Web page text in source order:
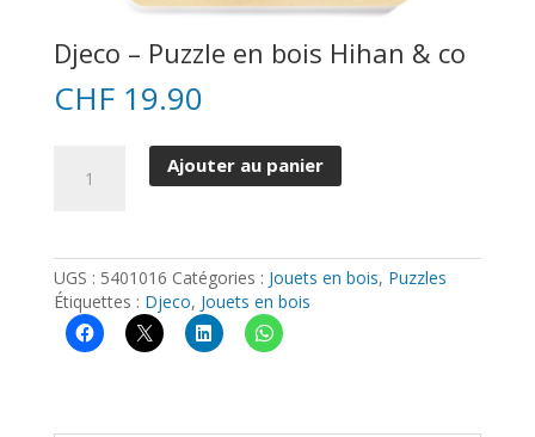
Djeco – Puzzle en bois Hihan & co
CHF19.90
en
bois
Hihan
Ajouter au panier
UGS : 5401016 Catégories : Jouets en bois, Puzzles
Étiquettes : Djeco, Jouets en bois